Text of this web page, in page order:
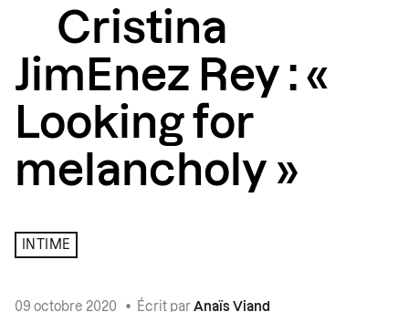
Cristina
JimEnez Rey : «
Looking for
melancholy »
INTIME
09 octobre 2020 • Écrit par Anaïs Viand